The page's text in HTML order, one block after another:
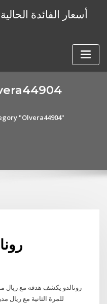
أسعار الفائدة
"Olvera44904"
رونالدو يكشف هدفه مع ريال